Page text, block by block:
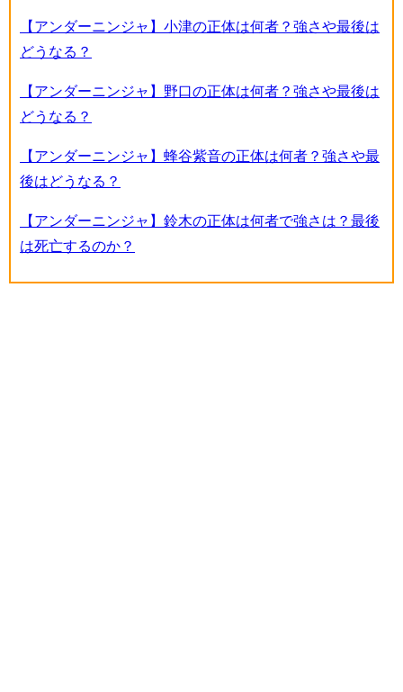
【アンダーニンジャ】小津の正体は何者？強さや最後は
どうなる？
【アンダーニンジャ】野口の正体は何者？強さや最後は
どうなる？
【アンダーニンジャ】蜂谷紫音の正体は何者？強さや最
後はどうなる？
【アンダーニンジャ】鈴木の正体は何者で強さは？最後
は死亡するのか？